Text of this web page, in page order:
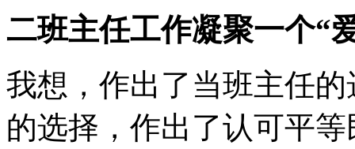
二班主任工作凝聚一个“
我想，作出了当班主任
的选择，作出了认可平